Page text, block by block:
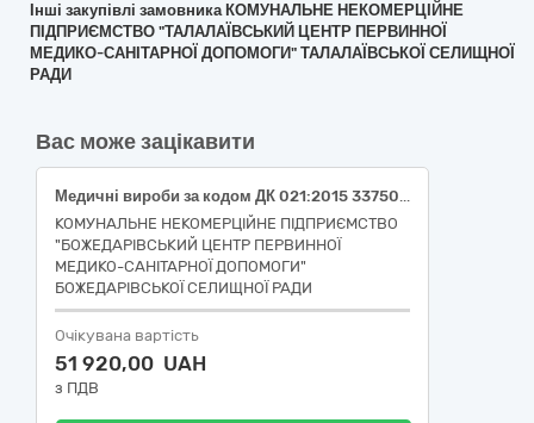
Інші закупівлі замовника КОМУНАЛЬНЕ НЕКОМЕРЦІЙНЕ
ПІДПРИЄМСТВО "ТАЛАЛАЇВСЬКИЙ ЦЕНТР ПЕРВИННОЇ
МЕДИКО-САНІТАРНОЇ ДОПОМОГИ" ТАЛАЛАЇВСЬКОЇ СЕЛИЩНОЇ
РАДИ
Вас може зацікавити
Медичні вироби за кодом ДК 021:2015 33750000-2 " Засоби для догляду за малюками"Підгузки для дорослих SENI SUPER LARGE ,розмір L,охоплення талії від 100 до 150 сантиметрів,6 крапель,одноразові ,поглинання 2600 мілілітрів,30 шт /уп,без клейкої стрічки ; Підгузки для дорослих TENA SLIP PLUS LARGE ,розмір L, 6 крапель ,охоплення талії від 90 до 145 сантиметрів,одноразові ,30 шт /уп ; Підгузки – трусики для дітей EVA SOFT PANTS,7 ,розмір 7, вагова група від 13 до 30 кг ,поглинання 1100 мілілітрів,36 шт /уп ; Пелюшки одноразові SENI SOFT BASIC ,нестерильні, гіпоалергенні,матеріал неткане волокно,водонепроникна зворотня сторона пелюшки, розмір 60х90 сантиметрів,поглинання 950 мілілітрів,30 шт/уп; Урологічні прокладки TENA LEDI SLIM ULTRA MINI PLUS ,жіночі одноразові,1.5 краплі, поглинання 110мілілітрів ,24шт /уп)
КОМУНАЛЬНЕ НЕКОМЕРЦІЙНЕ ПІДПРИЄМСТВО
"БОЖЕДАРІВСЬКИЙ ЦЕНТР ПЕРВИННОЇ
МЕДИКО-САНІТАРНОЇ ДОПОМОГИ"
БОЖЕДАРІВСЬКОЇ СЕЛИЩНОЇ РАДИ
Очікувана вартість
51 920,00 UAH
з ПДВ